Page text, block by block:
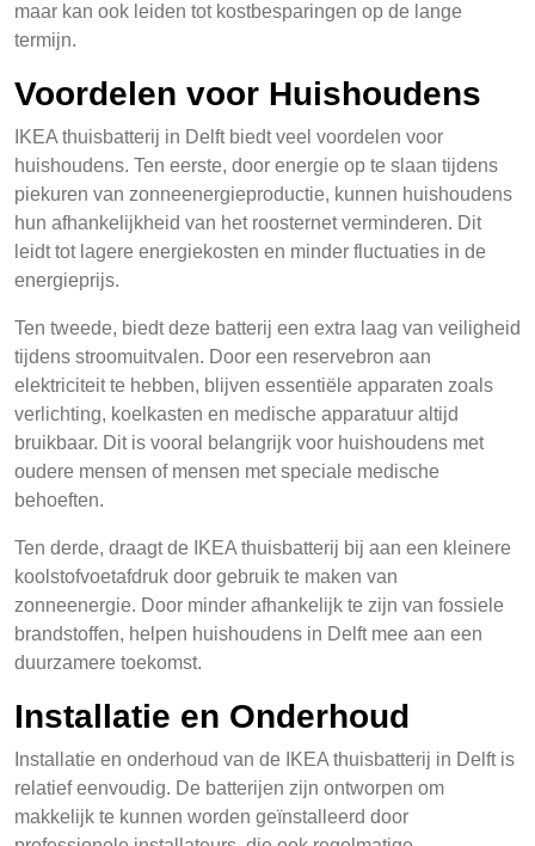
maar kan ook leiden tot kostbesparingen op de lange
termijn.
Voordelen voor Huishoudens
IKEA thuisbatterij in Delft biedt veel voordelen voor
huishoudens. Ten eerste, door energie op te slaan tijdens
piekuren van zonneenergieproductie, kunnen huishoudens
hun afhankelijkheid van het roosternet verminderen. Dit
leidt tot lagere energiekosten en minder fluctuaties in de
energieprijs.
Ten tweede, biedt deze batterij een extra laag van veiligheid
tijdens stroomuitvalen. Door een reservebron aan
elektriciteit te hebben, blijven essentiële apparaten zoals
verlichting, koelkasten en medische apparatuur altijd
bruikbaar. Dit is vooral belangrijk voor huishoudens met
oudere mensen of mensen met speciale medische
behoeften.
Ten derde, draagt de IKEA thuisbatterij bij aan een kleinere
koolstofvoetafdruk door gebruik te maken van
zonneenergie. Door minder afhankelijk te zijn van fossiele
brandstoffen, helpen huishoudens in Delft mee aan een
duurzamere toekomst.
Installatie en Onderhoud
Installatie en onderhoud van de IKEA thuisbatterij in Delft is
relatief eenvoudig. De batterijen zijn ontworpen om
makkelijk te kunnen worden geïnstalleerd door